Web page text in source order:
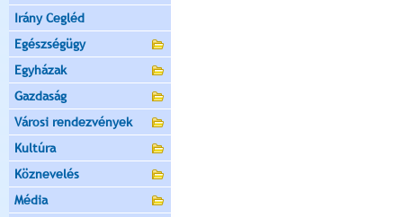
Irány Cegléd
Egészségügy
Egyházak
Gazdaság
Városi rendezvények
Kultúra
Köznevelés
Média